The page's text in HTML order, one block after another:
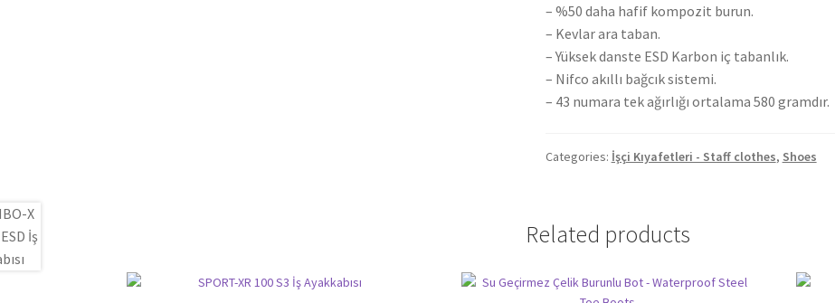
– %50 daha hafif kompozit burun.
– Kevlar ara taban.
– Yüksek danste ESD Karbon iç tabanlık.
– Nifco akıllı bağcık sistemi.
– 43 numara tek ağırlığı ortalama 580 gramdır.
Categories: İşçi Kıyafetleri - Staff clothes, Shoes
Related products